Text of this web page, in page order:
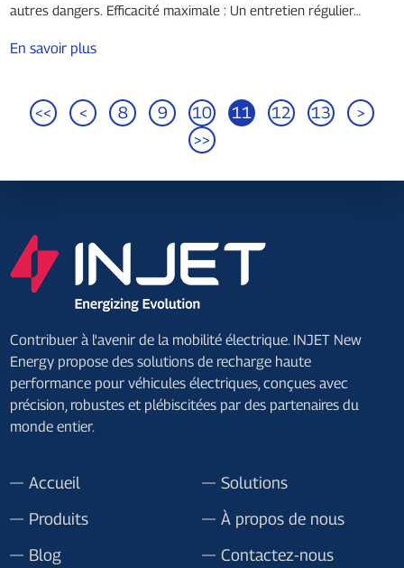
autres dangers. Efficacité maximale : Un entretien régulier…
En savoir plus
<< < 8 9 10 11 12 13
>
>>
Contribuer à l'avenir de la mobilité électrique. INJET New
Energy propose des solutions de recharge haute
performance pour véhicules électriques, conçues avec
précision, robustes et plébiscitées par des partenaires du
monde entier.
Accueil
Solutions
Produits
À propos de nous
Blog
Contactez-nous